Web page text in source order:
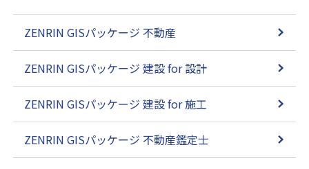
ZENRIN GISパッケージ 不動産
ZENRIN GISパッケージ 建設 for 設計
ZENRIN GISパッケージ 建設 for 施工
ZENRIN GISパッケージ 不動産鑑定士